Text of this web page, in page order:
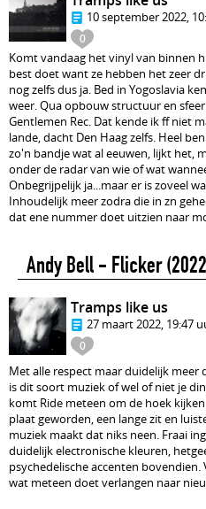
0
10 september 2022,
Komt vandaag het vinyl van binnen
best doet want ze hebben het zeer
nog zelfs dus ja. Bed in Yogoslavia
weer. Qua opbouw structuur en
Gentlemen Rec. Dat kende ik ff niet
lande, dacht Den Haag zelfs. Heel
zo'n bandje wat al eeuwen, lijkt het,
onder de radar van wie of wat
Onbegrijpelijk ja...maar er is zoveel
Inhoudelijk meer zodra die in zn
dat ene nummer doet uitzien naar
Andy Bell - Flicker
0
Tramps like us
27 maart 2022, 19:47
Met alle respect maar duidelijk meer
is dit soort muziek of wel of niet je
komt Ride meteen om de hoek
plaat geworden, een lange zit en
muziek maakt dat niks neen. Fraai
duidelijk electronische kleuren,
psychedelische accenten
wat meteen doet verlangen naar